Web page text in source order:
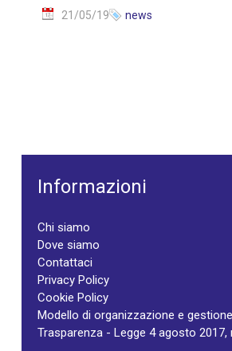
21/05/19 news
Informazioni
Chi siamo
Dove siamo
Contattaci
Privacy Policy
Cookie Policy
Modello di organizzazione e gestione
Trasparenza - Legge 4 agosto 2017,